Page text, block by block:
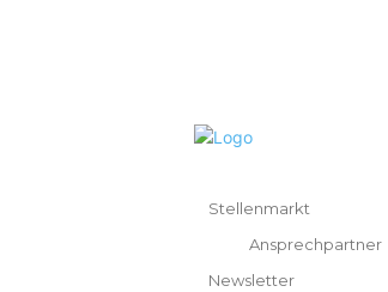
Stellenmarkt
Ansprechpartner
Newsletter